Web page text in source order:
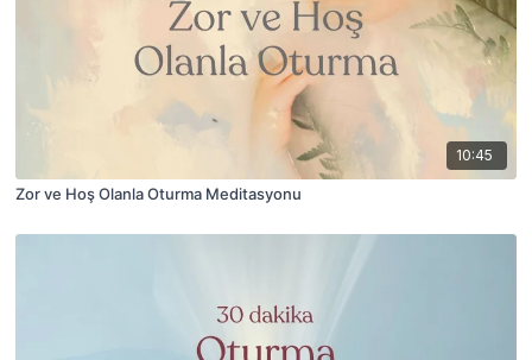
10:45
Zor ve Hoş Olanla Oturma Meditasyonu